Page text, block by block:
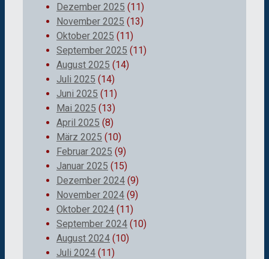
Dezember 2025 (11)
November 2025 (13)
Oktober 2025 (11)
September 2025 (11)
August 2025 (14)
Juli 2025 (14)
Juni 2025 (11)
Mai 2025 (13)
April 2025 (8)
März 2025 (10)
Februar 2025 (9)
Januar 2025 (15)
Dezember 2024 (9)
November 2024 (9)
Oktober 2024 (11)
September 2024 (10)
August 2024 (10)
Juli 2024 (11)